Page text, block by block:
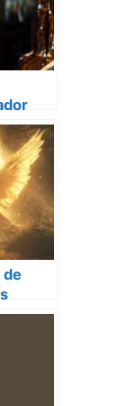
de
de
de